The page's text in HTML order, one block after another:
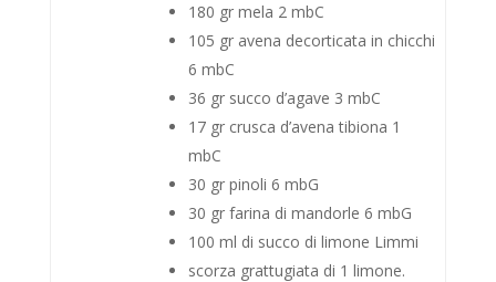
180 gr mela 2 mbC
105 gr avena decorticata in chicchi
6 mbC
36 gr succo d’agave 3 mbC
17 gr crusca d’avena tibiona 1
mbC
30 gr pinoli 6 mbG
30 gr farina di mandorle 6 mbG
100 ml di succo di limone Limmi
scorza grattugiata di 1 limone.